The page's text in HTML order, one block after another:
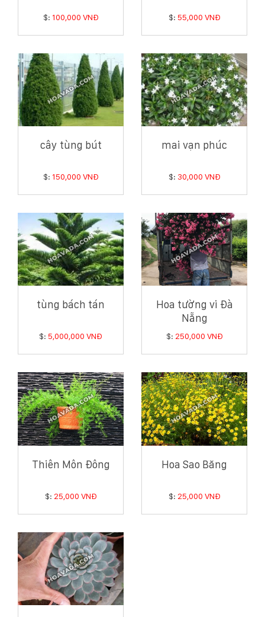
$: 100,000 VNĐ $: 55,000 VNĐ
cây tùng bút
$: 150,000 VNĐ
mai vạn phúc
$: 30,000 VNĐ
tùng bách tán
$: 5,000,000 VNĐ
Hoa tường vi Đà
Nẵng
$: 250,000 VNĐ
Thiên Môn Đông
$: 25,000 VNĐ
Hoa Sao Băng
$: 25,000 VNĐ